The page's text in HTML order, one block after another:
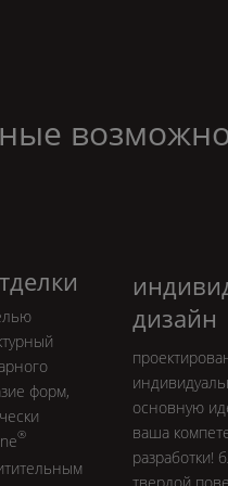
форм,
®
дизайн
основную
ваша
разработки!